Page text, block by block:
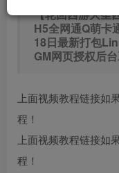
【轮回西游大圣
H5全网通Q萌卡
18日最新打包
GM网页授权后台
上面视频教程链接如
程！
上面视频教程链接如
程！